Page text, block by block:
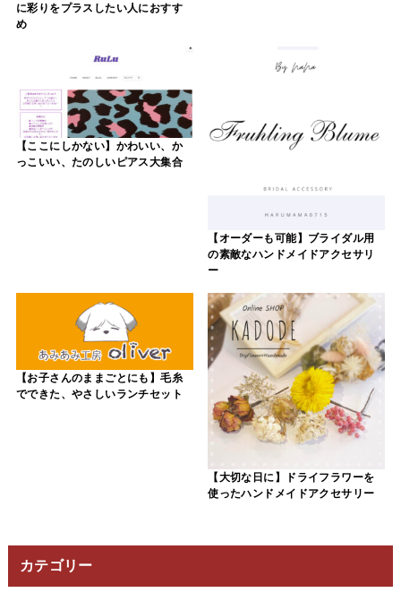
に彩りをプラスしたい人におすす
め
【ここにしかない】かわいい、か
っこいい、たのしいピアス大集合
【オーダーも可能】ブライダル用
の素敵なハンドメイドアクセサリ
ー
【お子さんのままごとにも】毛糸
でできた、やさしいランチセット
【大切な日に】ドライフラワーを
使ったハンドメイドアクセサリー
カテゴリー